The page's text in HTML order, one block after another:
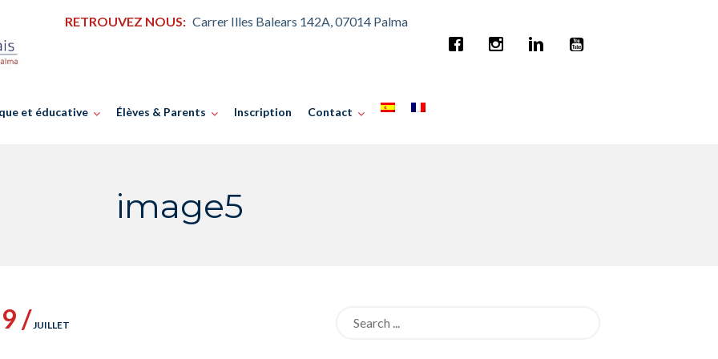
RETROUVEZ NOUS: Carrer Illes Balears 142A, 07014 Palma
et éducative Élèves & Parents Inscription Contact
image5
9 /JUILLET